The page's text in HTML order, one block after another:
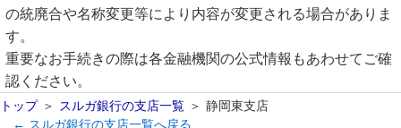
の統廃合や名称変更等により内容が変更される場合がありま
す。
重要なお手続きの際は各金融機関の公式情報もあわせてご確
認ください。
トップ スルガ銀行の支店一覧
静岡東支店
← スルガ銀行の支店一覧へ戻る